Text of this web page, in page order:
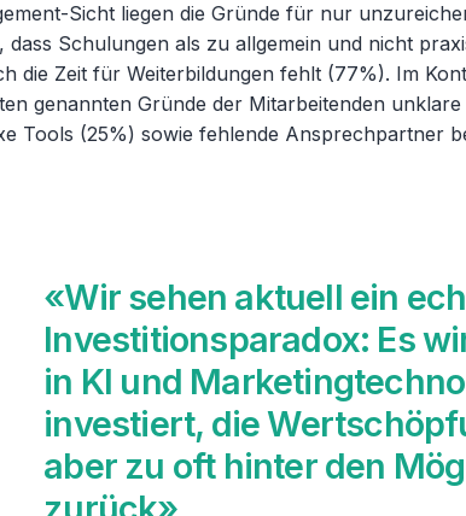
Sicht liegen die Gründe für nur
dass Schulungen als zu allgemein und nicht
die Zeit für Weiterbildungen fehlt (77%). Im
genannten Gründe der Mitarbeitenden
Tools (25%) sowie fehlende Ansprechpartner
«Wir sehen aktuell ein
Investitionsparadox: Es
in KI und
investiert, die
aber zu oft hinter den